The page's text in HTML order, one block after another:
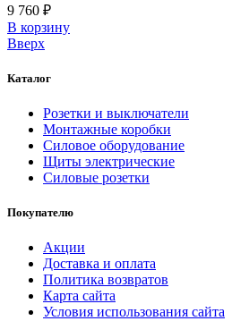
9 760 ₽
В корзинy
Вверх
Каталог
Розетки и выключатели
Монтажные коробки
Силовое оборудование
Щиты электрические
Силовые розетки
Покупателю
Акции
Доставка и оплата
Политика возвратов
Карта сайта
Условия использования сайта